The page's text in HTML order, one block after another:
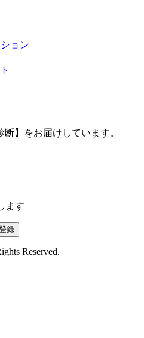
ョン
】をお届けしています。
ます
録
Reserved.